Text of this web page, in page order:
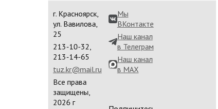
г. Красноярск,
ул. Вавилова,
25
213-10-32,
213-14-65
tuz.kr@mail.ru
Все права
защищены,
2026 г
Мы
ВКонтакте
Наш канал
в Телеграм
Наш канал
в MAX